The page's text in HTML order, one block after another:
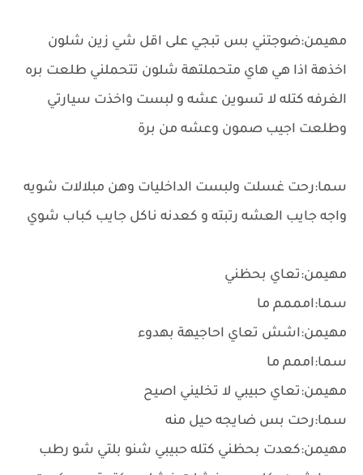
مهيمن:ضوجتني بس تبجي على اقل شي زين شلون
اخذهة اذا هي هاي متحملتهة شلون تتحملني طلعت بره
الغرفه كتله لا تسوين عشه و لبست واخذت سيارتي
وطلعت اجيب صمون وعشه من برة
سما:رحت غسلت ولبست الداخليات وهن مبلالات شويه
واجه جايب العشه رتبته و كعدنه ناكل جايب كباب شوي
مهيمن:تعاي بحظني
سما:امممم ما
مهيمن:اشش تعاي احاجيهة بهدوء
سما:اممم ما
مهيمن:تعاي حبيبي لا تخليني اصيح
سما:رحت بس ضايجه حيل منه
مهيمن:كعدت بحظني كتله حبيبي شنو بلتي شو رطب